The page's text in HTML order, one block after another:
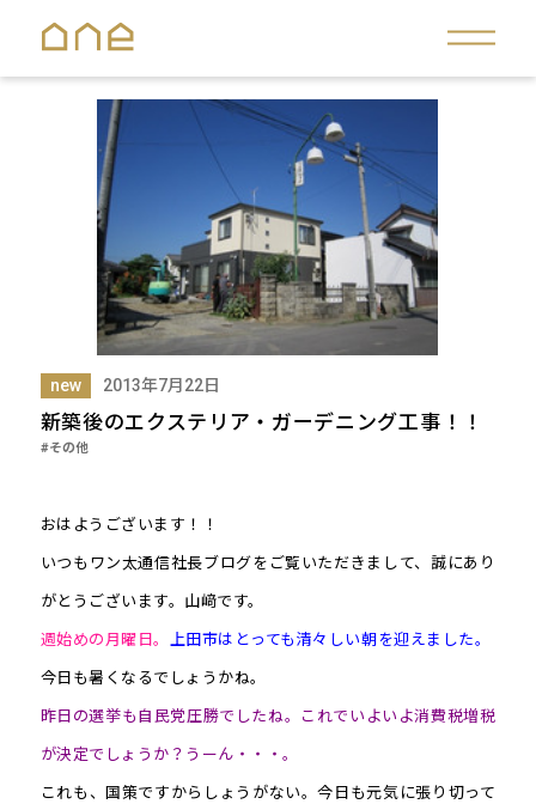
new 2013年7月22日
新築後のエクステリア・ガーデニング工事！！
#その他
おはようございます！！
いつもワン太通信社長ブログをご覧いただきまして、誠にあり
がとうございます。山﨑です。
週始めの月曜日。 上田市はとっても清々しい朝を迎えました。
今日も暑くなるでしょうかね。
昨日の選挙も自民党圧勝でしたね。これでいよいよ消費税増税
が決定でしょうか？うーん・・・。
これも、国策ですからしょうがない。今日も元気に張り切って